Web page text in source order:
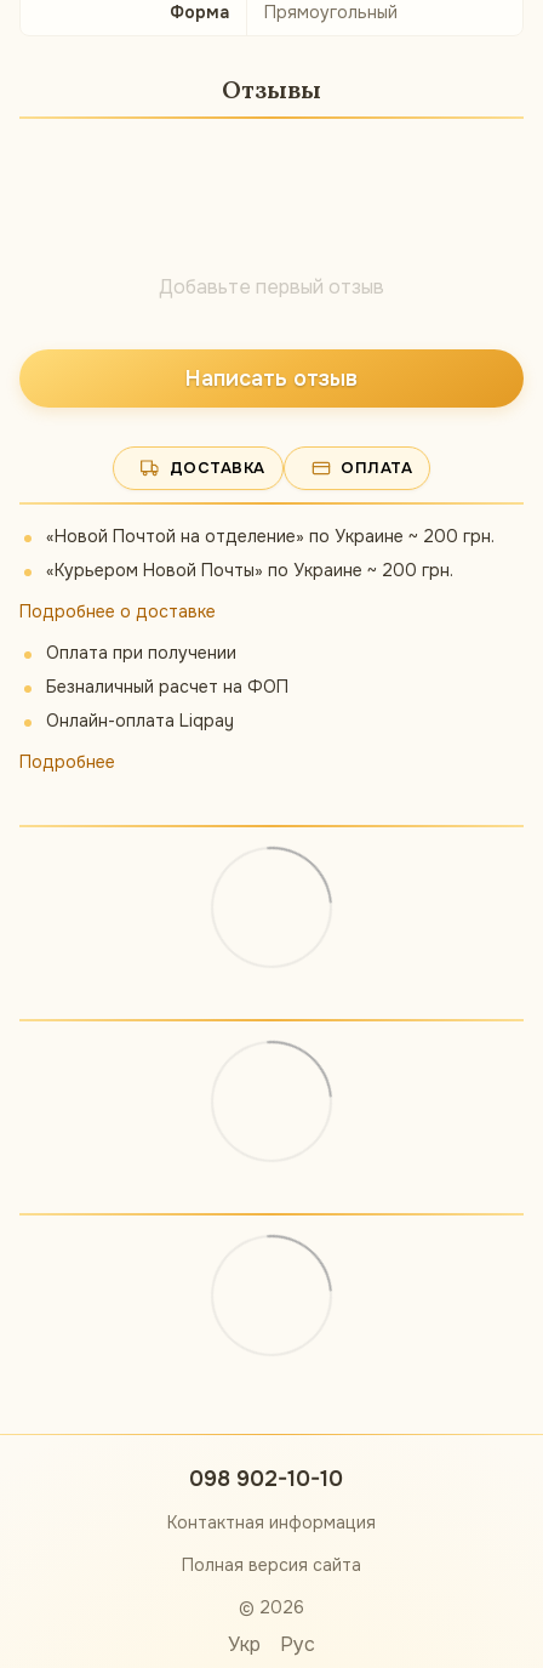
Форма Прямоугольный
Отзывы
Добавьте первый отзыв
Написать отзыв
ДОСТАВКА ОПЛАТА
«Новой Почтой на отделение» по Украине ~ 200 грн.
«Курьером Новой Почты» по Украине ~ 200 грн.
Подробнее о доставке
Оплата при получении
Безналичный расчет на ФОП
Онлайн-оплата Liqpay
Подробнее
098 902-10-10
Контактная информация
Полная версия сайта
© 2026
Укр Рус